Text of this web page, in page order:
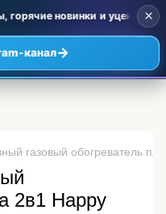
новинки и уценка по
канал→
×
газовый обогреватель
2в1 Happy